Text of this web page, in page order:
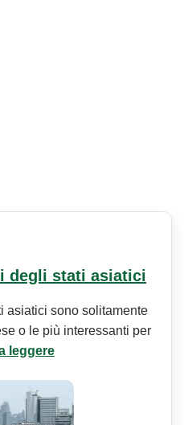
degli stati asiatici
asiatici sono solitamente
o le più interessanti per
leggere